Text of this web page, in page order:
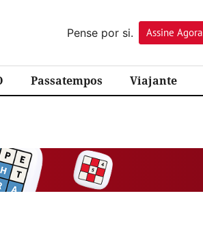
Pense por si.
Assine Agora
Passatempos Viajante